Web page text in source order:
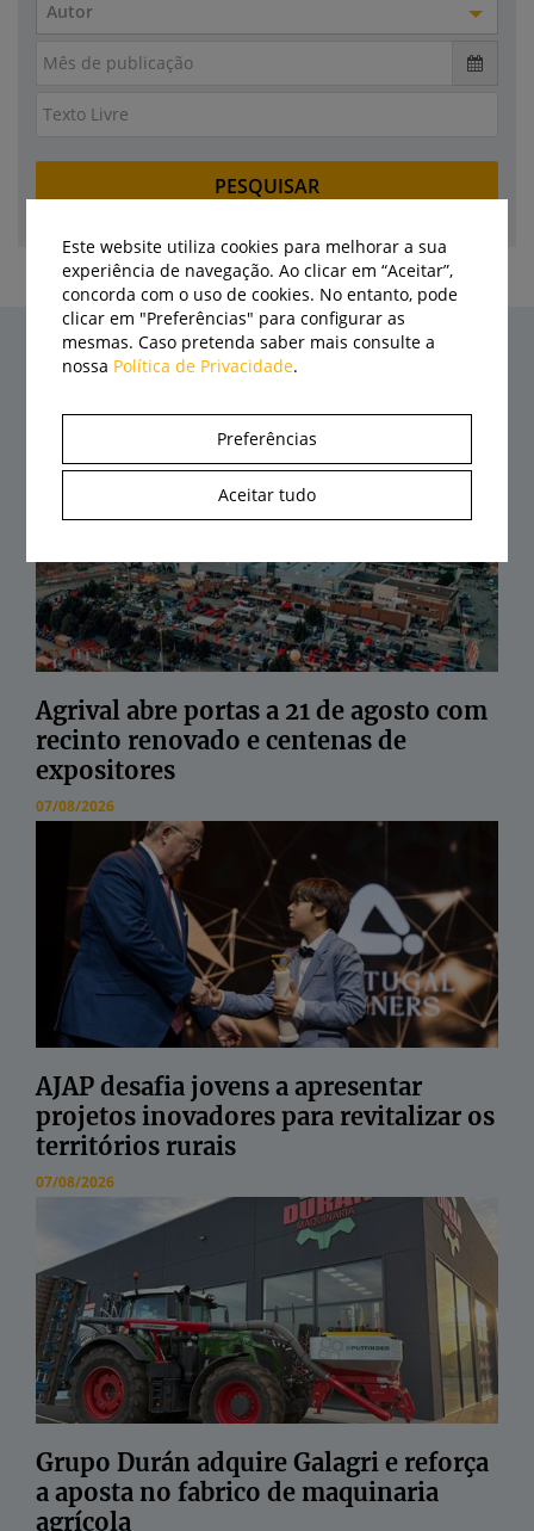
Autor
Agrival abre portas a 21 de agosto com
recinto renovado e centenas de
expositores
07/08/2026
AJAP desafia jovens a apresentar
projetos inovadores para revitalizar os
territórios rurais
07/08/2026
Grupo Durán adquire Galagri e reforça
a aposta no fabrico de maquinaria
agrícola
Este website utiliza cookies para melhorar a sua
experiência de navegação. Ao clicar em “Aceitar”,
concorda com o uso de cookies. No entanto, pode
clicar em "Preferências" para configurar as
mesmas. Caso pretenda saber mais consulte a
nossa Política de Privacidade.
Preferências
Aceitar tudo